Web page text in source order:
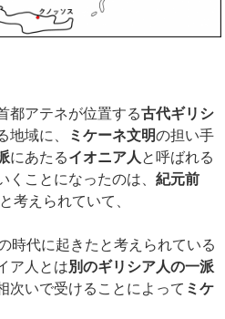
都アテネが位置する古代ギリシ
地域に、 ミケーネ文明の担い手
にあたるイオニア人 と呼ばれる
くことになったのは、紀元前
考えられていて、
時代に起きたと考えられている
ア人とは別のギリシア人の一派
次いで受けることによって ミケ